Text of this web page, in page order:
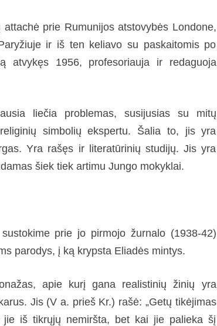
prie Rumunijos atstovybės Londone,
ir iš ten keliavo su paskaitomis po
atvykęs 1956, profesoriauja ir redaguoja
liečia problemas, susijusias su mitų
simbolių ekspertu. Šalia to, jis yra
Yra rašęs ir literatūrinių studijų. Jis yra
šiek tiek artimu Jungo mokyklai.
prie jo pirmojo žurnalo (1938-42)
parodys, į ką krypsta Eliadės mintys.
apie kurį gana realistinių žinių yra
Jis (V a. prieš Kr.) rašė: „Getų tikėjimas
iš tikrųjų nemiršta, bet kai jie palieka šį